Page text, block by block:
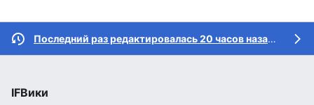
Последний раз редактировалась 20 часов назад
IFВики